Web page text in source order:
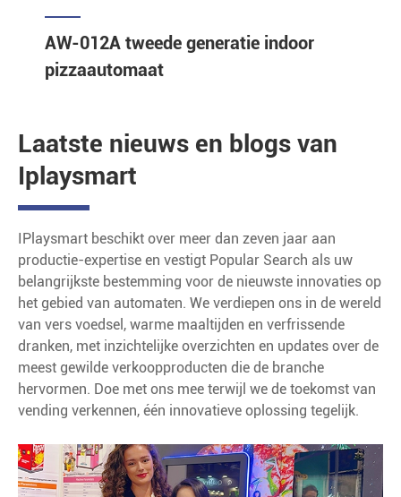
AW-012A tweede generatie indoor
pizzaautomaat
Laatste nieuws en blogs van
Iplaysmart
IPlaysmart beschikt over meer dan zeven jaar aan
productie-expertise en vestigt Popular Search als uw
belangrijkste bestemming voor de nieuwste innovaties op
het gebied van automaten. We verdiepen ons in de wereld
van vers voedsel, warme maaltijden en verfrissende
dranken, met inzichtelijke overzichten en updates over de
meest gewilde verkoopproducten die de branche
hervormen. Doe met ons mee terwijl we de toekomst van
vending verkennen, één innovatieve oplossing tegelijk.